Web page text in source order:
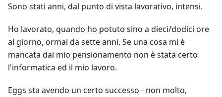
Sono stati anni, dal punto di vista lavorativo, intensi.
Ho lavorato, quando ho potuto sino a dieci/dodici ore
al giorno, ormai da sette anni. Se una cosa mi è
mancata dal mio pensionamento non è stata certo
l'informatica ed il mio lavoro.
Eggs sta avendo un certo successo - non molto,